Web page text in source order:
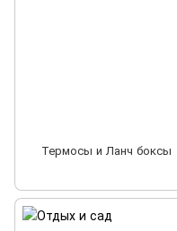
Термосы и Ланч боксы